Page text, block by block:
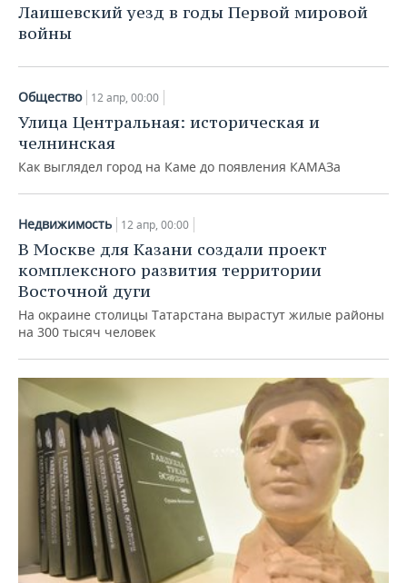
Лаишевский уезд в годы Первой мировой
войны
Общество 12 апр, 00:00
Улица Центральная: историческая и
челнинская
Как выглядел город на Каме до появления КАМАЗа
Недвижимость 12 апр, 00:00
В Москве для Казани создали проект
комплексного развития территории
Восточной дуги
На окраине столицы Татарстана вырастут жилые районы
на 300 тысяч человек